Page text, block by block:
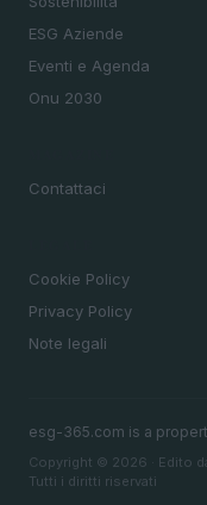
ESG Aziende
Eventi e Agenda
Onu 2030
Contattaci
Cookie Policy
Privacy Policy
Note legali
esg-365.com is a
Copyright © 2026 · Edito
Tutti i diritti riservati